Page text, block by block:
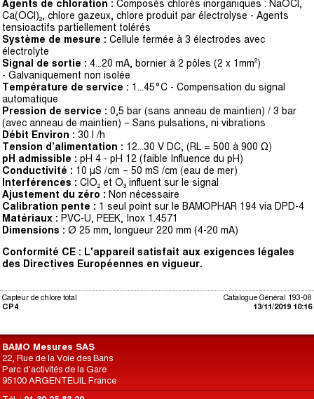
Agents de chloration : Composés chlorés inorganiques : NaOCl,
Ca(OCl)₂, chlore gazeux, chlore produit par électrolyse - Agents
tensioactifs partiellement tolérés
Système de mesure : Cellule fermée à 3 électrodes avec
électrolyte
Signal de sortie : 4...20 mA, bornier à 2 pôles (2 x 1mm²)
- Galvaniquement non isolée
Température de service : 1...45°C - Compensation du signal
automatique
Pression de service : 0,5 bar (sans anneau de maintien) / 3 bar
(avec anneau de maintien) – Sans pulsations, ni vibrations
Débit Environ : 30 l /h
Tension d’alimentation : 12...30 V DC, (RL = 500 à 900 Ω)
pH admissible : pH 4 - pH 12 (faible Influence du pH)
Conductivité : 10 μS /cm – 50 mS /cm (eau de mer)
Interférences : ClO₂ et O₃ influent sur le signal
Ajustement du zéro : Non nécessaire
Calibration pente : 1 seul point sur le BAMOPHAR 194 via DPD-4
Matériaux : PVC-U, PEEK, Inox 1.4571
Dimensions : Ø 25 mm, longueur 220 mm (4-20 mA)
Conformité CE : L'appareil satisfait aux exigences légales
des Directives Européennes en vigueur.
Catalogue Général 193-08
13/11/2019 10:16
Capteur de chlore total
CP4
BAMO Mesures SAS
22, Rue de la Voie des Bans
Parc d'activités de la Gare
95100 ARGENTEUIL France